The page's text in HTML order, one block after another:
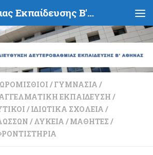
Διεύθυνση Β/μιας Εκπαίδευσης Β' Αθήνας - Υπουργείο Παιδείας, Θρησκευμάτων και Αθλητισμού- Ελληνική Δημοκρατία
/ ΓΥΜΝΆΣΙΑ /
ΕΚΠΑΊΔΕΥΣΗ /
/ ΙΔΙΩΤΙΚΆ ΣΧΟΛΕΊΑ /
/ ΛΎΚΕΙΑ / ΜΑΘΗΤΈΣ /